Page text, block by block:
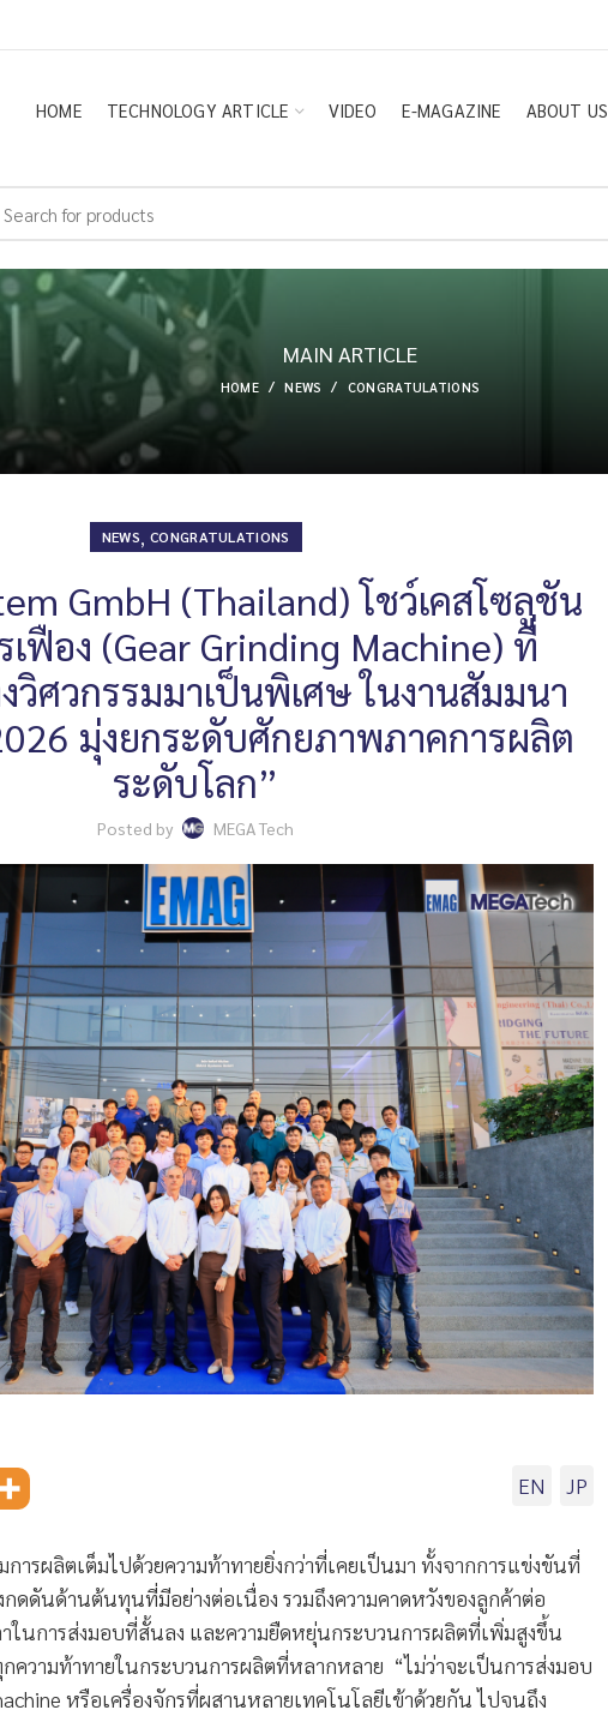
HOME TECHNOLOGY ARTICLE VIDEO E-MAGAZINE ABOUT US
MAIN ARTICLE
HOME NEWS CONGRATULATIONS
NEWS,CONGRATULATIONS
GmbH (Thailand) โชว์เคสโซลูชัน
เฟือง (Gear Grinding Machine) ที่
ศวกรรมมาเป็นพิเศษ ในงานสัมมนา
มุ่งยกระดับศักยภาพภาคการผลิต
ระดับโลก”
Posted by MEGA Tech
EN
JP
ผลิตเต็มไปด้วยความท้าทายยิ่งกว่าที่เคยเป็นมา ทั้งจากการแข่งขันที่
ดดันด้านต้นทุนที่มีอย่างต่อเนื่อง รวมถึงความคาดหวังของลูกค้าต่อ
ในการส่งมอบที่สั้นลง และความยืดหยุ่นกระบวนการผลิตที่เพิ่มสูงขึ้น
ความท้าทายในกระบวนการผลิตที่หลากหลาย “ไม่ว่าจะเป็นการส่งมอบ
หรือเครื่องจักรที่ผสานหลายเทคโนโลยีเข้าด้วยกัน ไปจนถึง